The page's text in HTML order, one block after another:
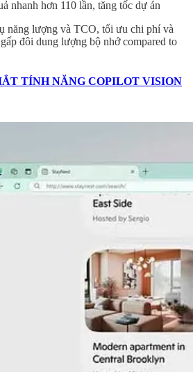
nhanh hơn 110 lần, tăng tốc dự án
năng lượng và TCO, tối ưu chi phí và
đôi dung lượng bộ nhớ compared to
TÍNH NĂNG COPILOT VISION